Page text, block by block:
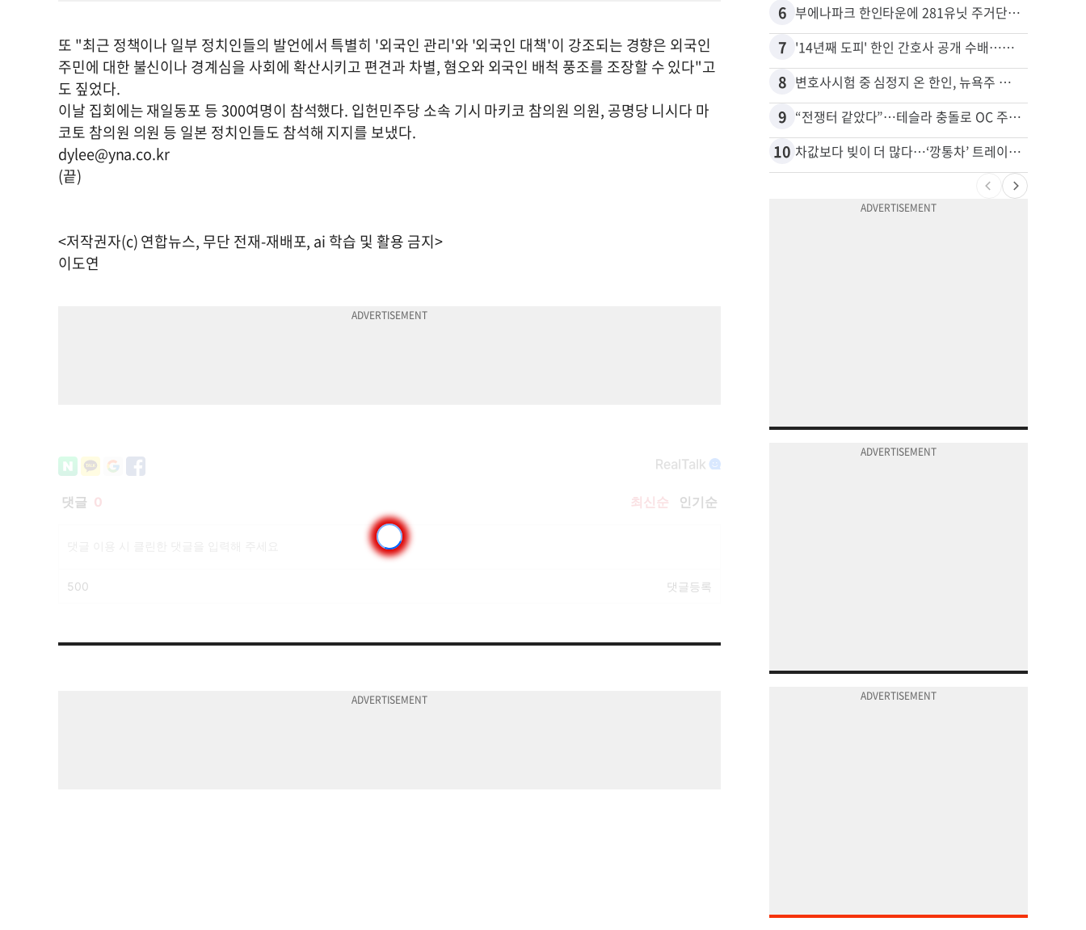
또 "최근 정책이나 일부 정치인들의 발언에서 특별히 '외국인 관리'와 '외국인 대책'이 강조되는 경향은 외국인
주민에 대한 불신이나 경계심을 사회에 확산시키고 편견과 차별, 혐오와 외국인 배척 풍조를 조장할 수 있다"고
도 짚었다.
이날 집회에는 재일동포 등 300여명이 참석했다. 입헌민주당 소속 기시 마키코 참의원 의원, 공명당 니시다 마
코토 참의원 의원 등 일본 정치인들도 참석해 지지를 보냈다.
dylee@yna.co.kr
(끝)
<저작권자(c) 연합뉴스, 무단 전재-재배포, ai 학습 및 활용 금지>
이도연
6 부에나파크 한인타운에 281유닛 주거단지 들어선다
7 '14년째 도피' 한인 간호사 공개 수배…메디케어 사기 유죄
8 변호사시험 중 심정지 온 한인, 뉴욕주 제소
9 “전쟁터 같았다”…테슬라 충돌로 OC 주택 4채 파손
10 차값보다 빚이 더 많다…‘깡통차’ 트레이드인 급증